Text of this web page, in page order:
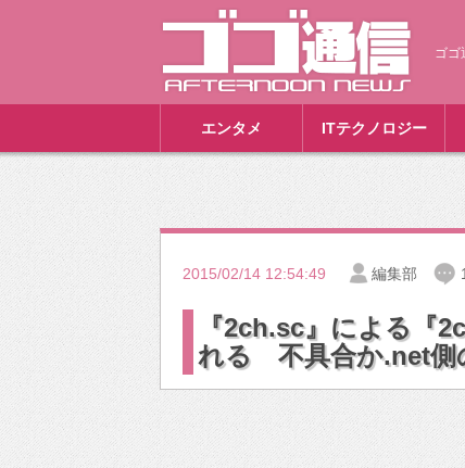
ゴゴ
エンタメ ITテクノロジー
2015/02/14 12:54:49 編集部 1
『2ch.sc』による『
れる 不具合か.net側